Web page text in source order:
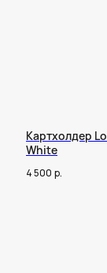
Картхолдер
White
4 500 р.